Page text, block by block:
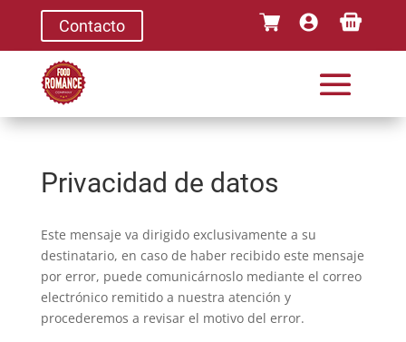
Contacto
Privacidad de datos
Este mensaje va dirigido exclusivamente a su
destinatario, en caso de haber recibido este mensaje
por error, puede comunicárnoslo mediante el correo
electrónico remitido a nuestra atención y
procederemos a revisar el motivo del error.